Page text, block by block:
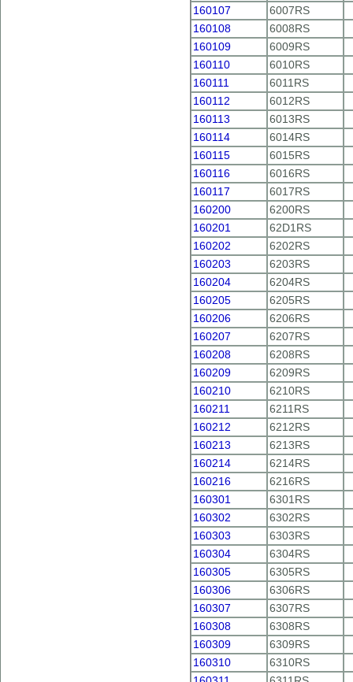
160107
6007RS
160108
6008RS
160109
6009RS
160110
6010RS
160111
6011RS
160112
6012RS
160113
6013RS
160114
6014RS
160115
6015RS
160116
6016RS
160117
6017RS
160200
6200RS
160201
62D1RS
160202
6202RS
160203
6203RS
160204
6204RS
160205
6205RS
160206
6206RS
160207
6207RS
160208
6208RS
160209
6209RS
160210
6210RS
160211
6211RS
160212
6212RS
160213
6213RS
160214
6214RS
160216
6216RS
160301
6301RS
160302
6302RS
160303
6303RS
160304
6304RS
160305
6305RS
160306
6306RS
160307
6307RS
160308
6308RS
160309
6309RS
160310
6310RS